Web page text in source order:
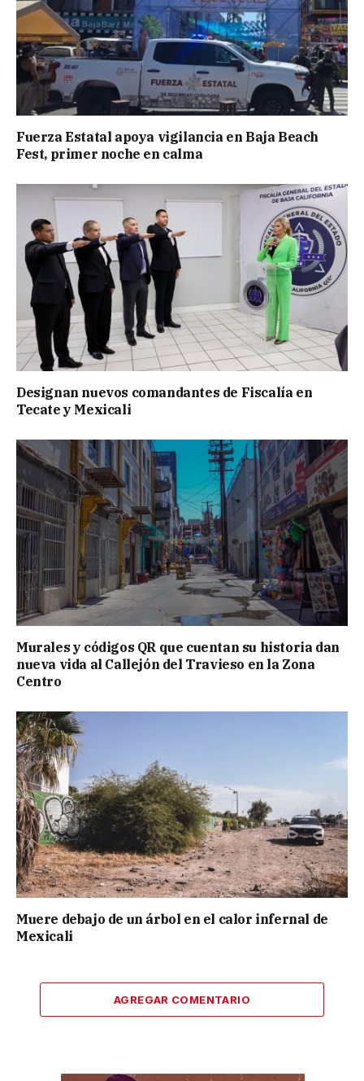
Fuerza Estatal apoya vigilancia en Baja Beach
Fest, primer noche en calma
Designan nuevos comandantes de Fiscalía en
Tecate y Mexicali
Murales y códigos QR que cuentan su historia dan
nueva vida al Callejón del Travieso en la Zona
Centro
Muere debajo de un árbol en el calor infernal de
Mexicali
AGREGAR COMENTARIO